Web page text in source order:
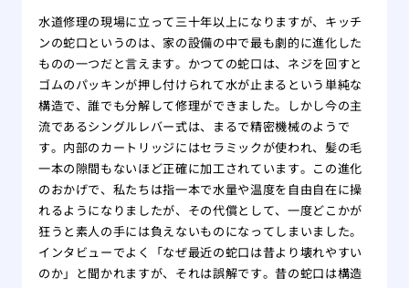
水道修理の現場に立って三十年以上になりますが、キッチ
ンの蛇口というのは、家の設備の中で最も劇的に進化した
ものの一つだと言えます。かつての蛇口は、ネジを回すと
ゴムのパッキンが押し付けられて水が止まるという単純な
構造で、誰でも分解して修理ができました。しかし今の主
流であるシングルレバー式は、まるで精密機械のようで
す。内部のカートリッジにはセラミックが使われ、髪の毛
一本の隙間もないほど正確に加工されています。この進化
のおかげで、私たちは指一本で水量や温度を自由自在に操
れるようになりましたが、その代償として、一度どこかが
狂うと素人の手には負えないものになってしまいました。
インタビューでよく「なぜ最近の蛇口は昔より壊れやすい
のか」と聞かれますが、それは誤解です。昔の蛇口は構造